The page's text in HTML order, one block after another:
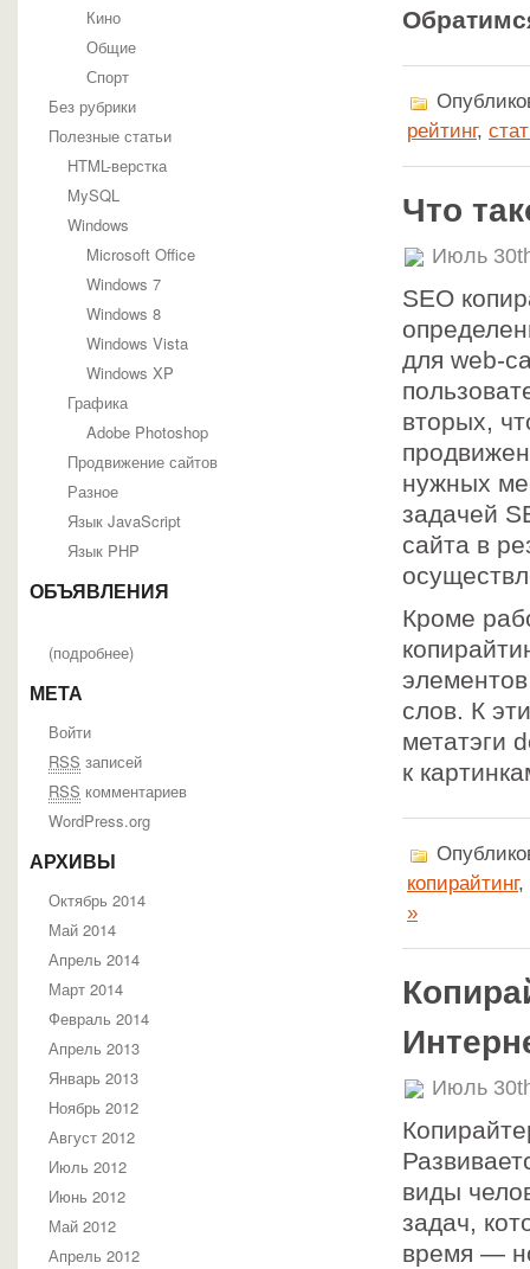
Кино
Общие
Спорт
Без рубрики
Полезные статьи
HTML-верстка
MySQL
Windows
Microsoft Office
Windows 7
Windows 8
Windows Vista
Windows XP
Графика
Adobe Photoshop
Продвижение сайтов
Разное
Язык JavaScript
Язык PHP
ОБЪЯВЛЕНИЯ
(подробнее)
МЕТА
Войти
RSS записей
RSS комментариев
WordPress.org
АРХИВЫ
Октябрь 2014
Май 2014
Апрель 2014
Март 2014
Февраль 2014
Апрель 2013
Январь 2013
Ноябрь 2012
Август 2012
Июль 2012
Июнь 2012
Май 2012
Апрель 2012
рейтинг,
Что
Июль
SEO
для web-
вторых,
нужных
задачей
сайта в
Кроме
слов. К
метатэги
к
копирайтинг,
»
Июль
виды
задач,
время —